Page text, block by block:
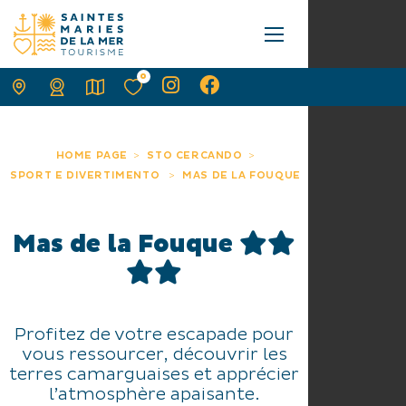
HOME PAGE
STO CERCANDO
SPORT E DIVERTIMENTO
MAS DE LA FOUQUE
Mas de la Fouque
Profitez de votre escapade pour
vous ressourcer, découvrir les
terres camarguaises et apprécier
l’atmosphère apaisante.
0